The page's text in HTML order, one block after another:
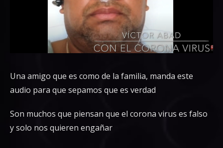
Una amigo que es como de la familia, manda este
audio para que sepamos que es verdad
Son muchos que piensan que el corona virus es falso
y solo nos quieren engañar